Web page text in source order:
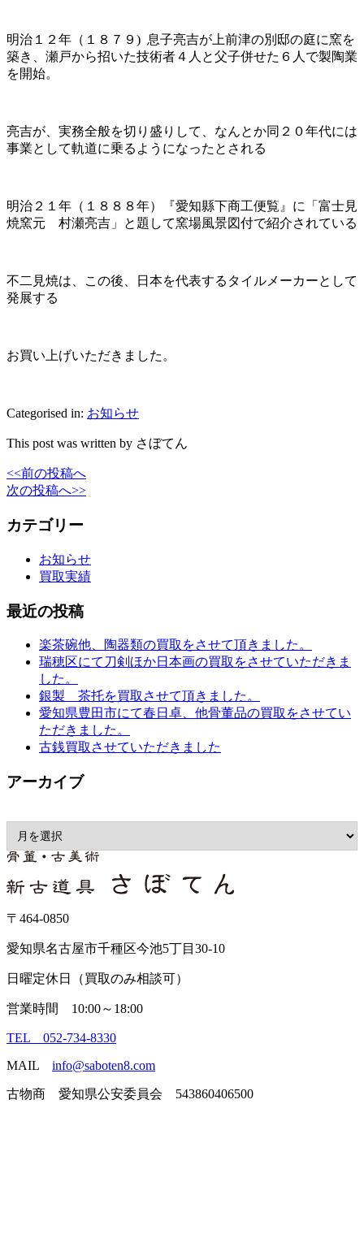
明治１２年（１８７９) 息子亮吉が上前津の別邸の庭に窯を
築き、瀬戸から招いた技術者４人と父子併せた６人で製陶業
を開始。
亮吉が、実務全般を切り盛りして、なんとか同２０年代には
事業として軌道に乗るようになったとされる
明治２１年（１８８８年）『愛知縣下商工便覧』に「富士見
焼窯元 村瀬亮吉」と題して窯場風景図付で紹介されている
不二見焼は、この後、日本を代表するタイルメーカーとして
発展する
お買い上げいただきました。
Categorised in: お知らせ
This post was written by さぼてん
<<前の投稿へ
次の投稿へ>>
カテゴリー
お知らせ
買取実績
最近の投稿
楽茶碗他、陶器類の買取をさせて頂きました。
瑞穂区にて刀剣ほか日本画の買取をさせていただきま
した。
銀製 茶托を買取させて頂きました。
愛知県豊田市にて春日卓、他骨董品の買取をさせてい
ただきました。
古銭買取させていただきました
アーカイブ
〒464-0850
愛知県名古屋市千種区今池5丁目30-10
日曜定休日（買取のみ相談可）
営業時間 10:00～18:00
TEL 052-734-8330
MAIL info@saboten8.com
古物商 愛知県公安委員会 543860406500